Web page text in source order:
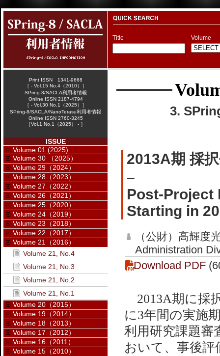
Title Volume
3.
2013A期 採
–
Post-Project
Starting in
（公財）高輝
Administration
Download PDF
2013A期に採
に3年間の実施
利用研究課題審
おいて、事後
Print ISSN 1341-9668
［ - Vol.15 No.4（2010）］
SPring-8/SACLA利用者情報
Online ISSN 2187-4794
［ - Vol.30 No.1（2025）］
SPring-8/SACLA/NanoTerasu利用者情報
Online ISSN 2760-3245
［Vol.1 No.1（2025） - ］
ISSUE
Volume 01 (2025)
Volume 30 （2025）
Volume 29（2024）
Volume 28（2023）
Volume 27（2022）
Volume 26（2021）
Volume 25（2020）
Volume 24（2019）
Volume 23（2018）
Volume 22（2017）
Volume 21（2016）
Volume 21, No.4
Volume 21, No.3
Volume 21, No.2
Volume 21, No.1
Volume 20（2015）
Volume 19（2014）
Volume 18（2013）
Volume 17（2012）
Volume 16（2011）
Volume 15（2010）